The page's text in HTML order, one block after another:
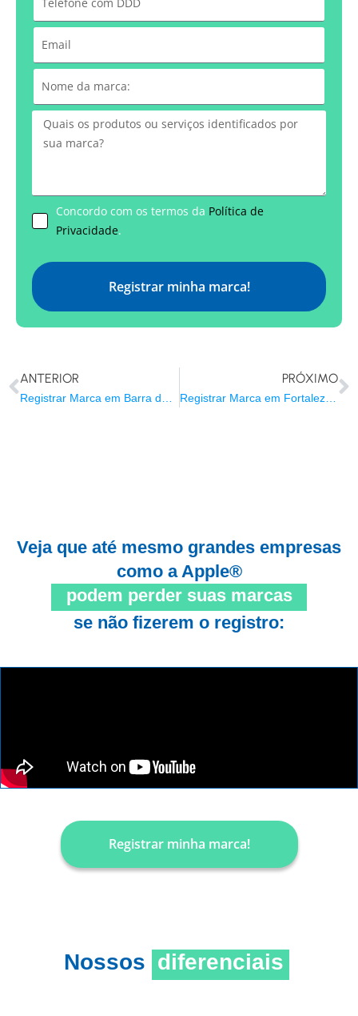
Concordo com os termos da Política de
Privacidade.
Registrar minha marca!
ANTERIOR PRÓXIMO
Registrar Marca em Fortaleza/CE
Veja que até mesmo grandes empresas
como a Apple®
podem perder suas marcas
se não fizerem o registro:
Registrar minha marca!
Nossos diferenciais